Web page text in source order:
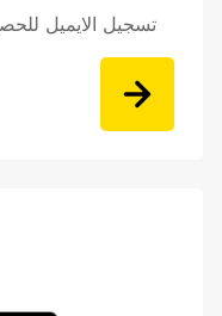
تسجيل الايميل